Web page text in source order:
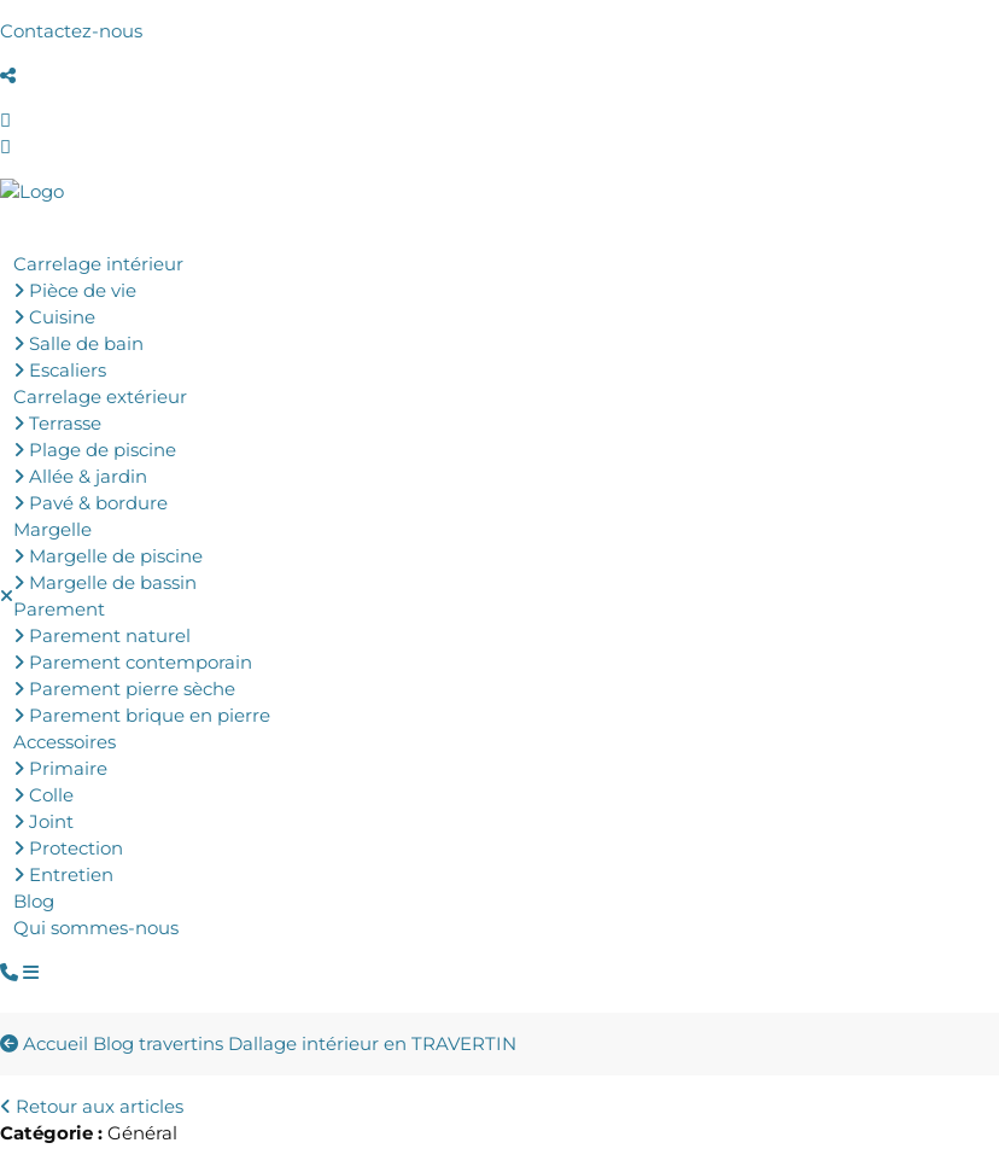
Contactez-nous
Carrelage intérieur
Pièce de vie
Cuisine
Salle de bain
Escaliers
Carrelage extérieur
Terrasse
Plage de piscine
Allée & jardin
Pavé & bordure
Margelle
Margelle de piscine
Margelle de bassin
Parement
Parement naturel
Parement contemporain
Parement pierre sèche
Parement brique en pierre
Accessoires
Primaire
Colle
Joint
Protection
Entretien
Blog
Qui sommes-nous
Accueil Blog travertins Dallage intérieur en TRAVERTIN
Retour aux articles
Catégorie : Général